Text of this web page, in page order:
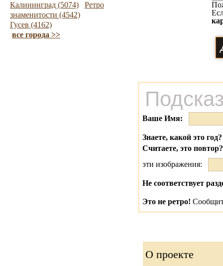
Калининград (5074)
Ретро
знаменитости (4542)
Гусев (4162)
все города >>
Ваше Имя:
Знаете, какой это год?
Считаете, это повтор?
эти изображения:
Не соответствует
Это не ретро!
О проекте